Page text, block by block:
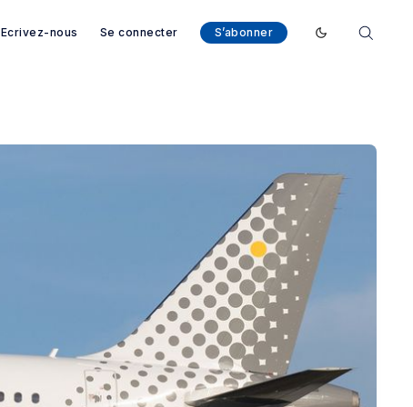
Ecrivez-nous Se connecter S’abonner
Enable dark mode